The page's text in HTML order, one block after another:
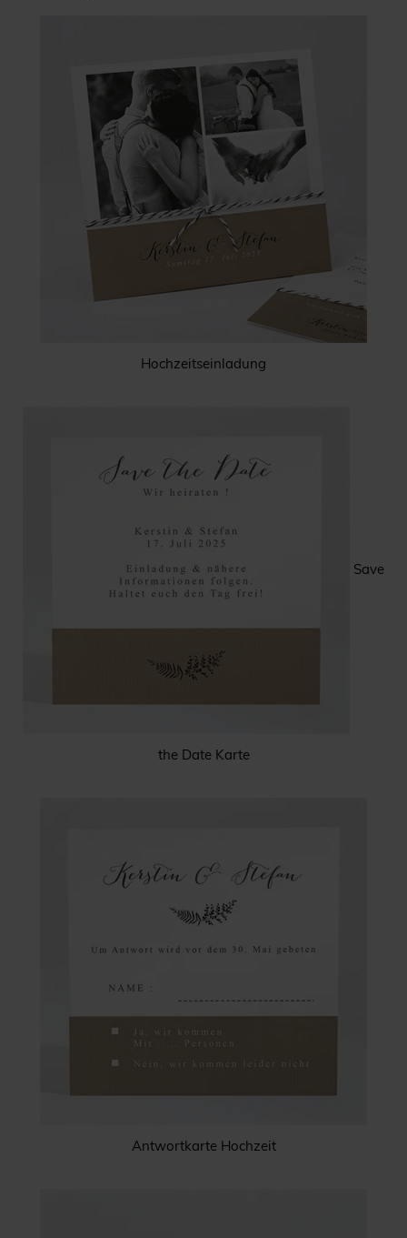
Hochzeitseinladung
Save
the Date Karte
Antwortkarte Hochzeit